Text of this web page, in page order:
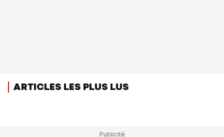
ARTICLES LES PLUS LUS